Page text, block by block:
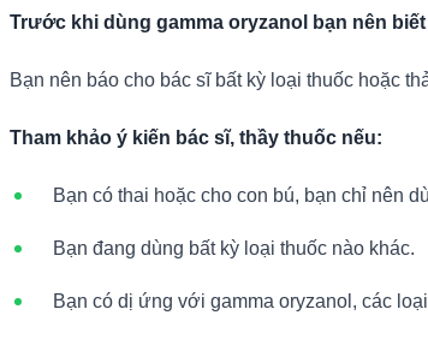
Trước khi dùng gamma oryzanol bạn nên
Bạn nên báo cho bác sĩ bất kỳ loại thuốc hoặc
Tham khảo ý kiến bác sĩ, thầy thuốc nếu:
Bạn có thai hoặc cho con bú, bạn chỉ nên
Bạn đang dùng bất kỳ loại thuốc nào khác.
Bạn có dị ứng với gamma oryzanol, các